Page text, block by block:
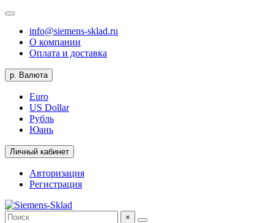
info@siemens-sklad.ru
О компании
Оплата и доставка
р. Валюта
Euro
US Dollar
Рубль
Юань
Личный кабинет
Авторизация
Регистрация
×